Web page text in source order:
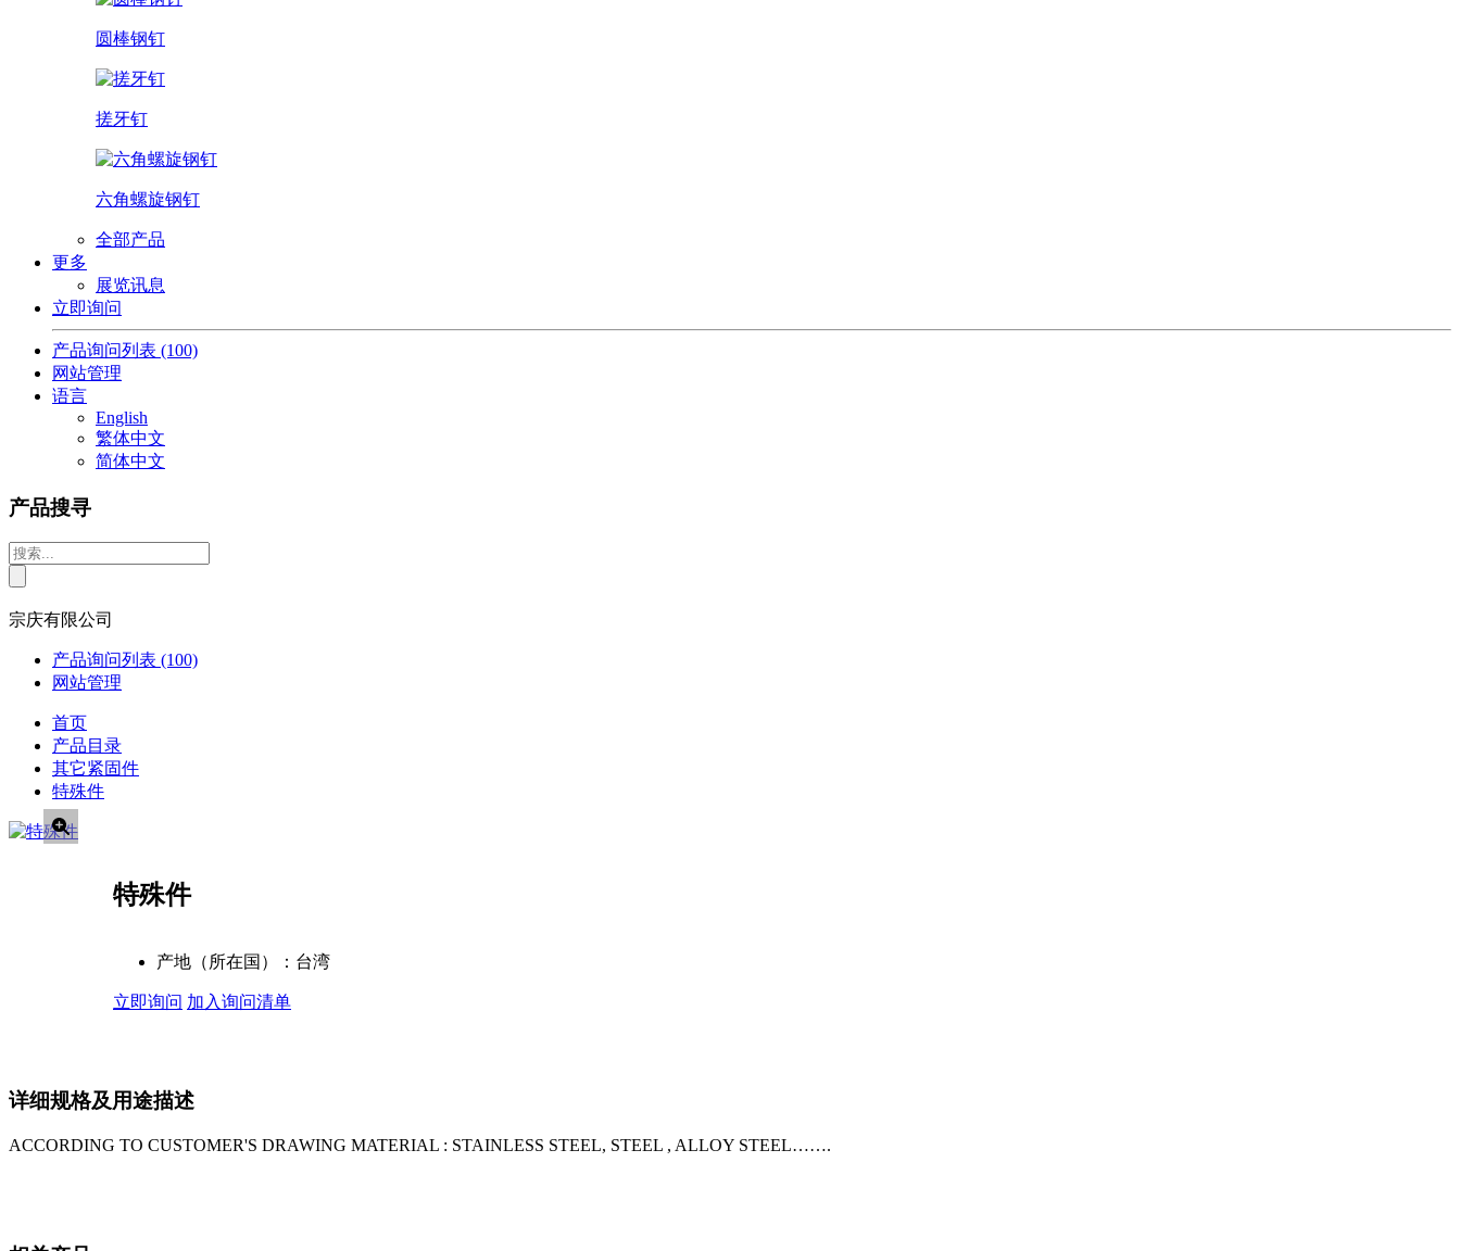
圆棒钢钉
搓牙钉
六角螺旋钢钉
全部产品
更多
展览讯息
立即询问
产品询问列表 (100)
网站管理
语言
English
繁体中文
简体中文
产品搜寻
宗庆有限公司
产品询问列表 (100)
网站管理
首页
产品目录
其它紧固件
特殊件
特殊件
产地（所在国）： 台湾
立即询问 加入询问清单
详细规格及用途描述
ACCORDING TO CUSTOMER'S DRAWING MATERIAL : STAINLESS STEEL, STEEL , ALLOY STEEL…….